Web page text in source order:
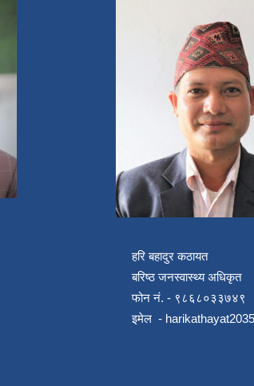
हरि बहादुर कठायत
बरिष्ठ जनस्वास्थ्य अधिकृत
फोन नं. - ९८६८०३३७४९
इमेल -